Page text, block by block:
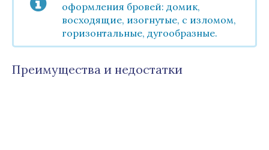
оформления бровей: домик,
восходящие, изогнутые, с изломом,
горизонтальные, дугообразные.
Преимущества и недостатки